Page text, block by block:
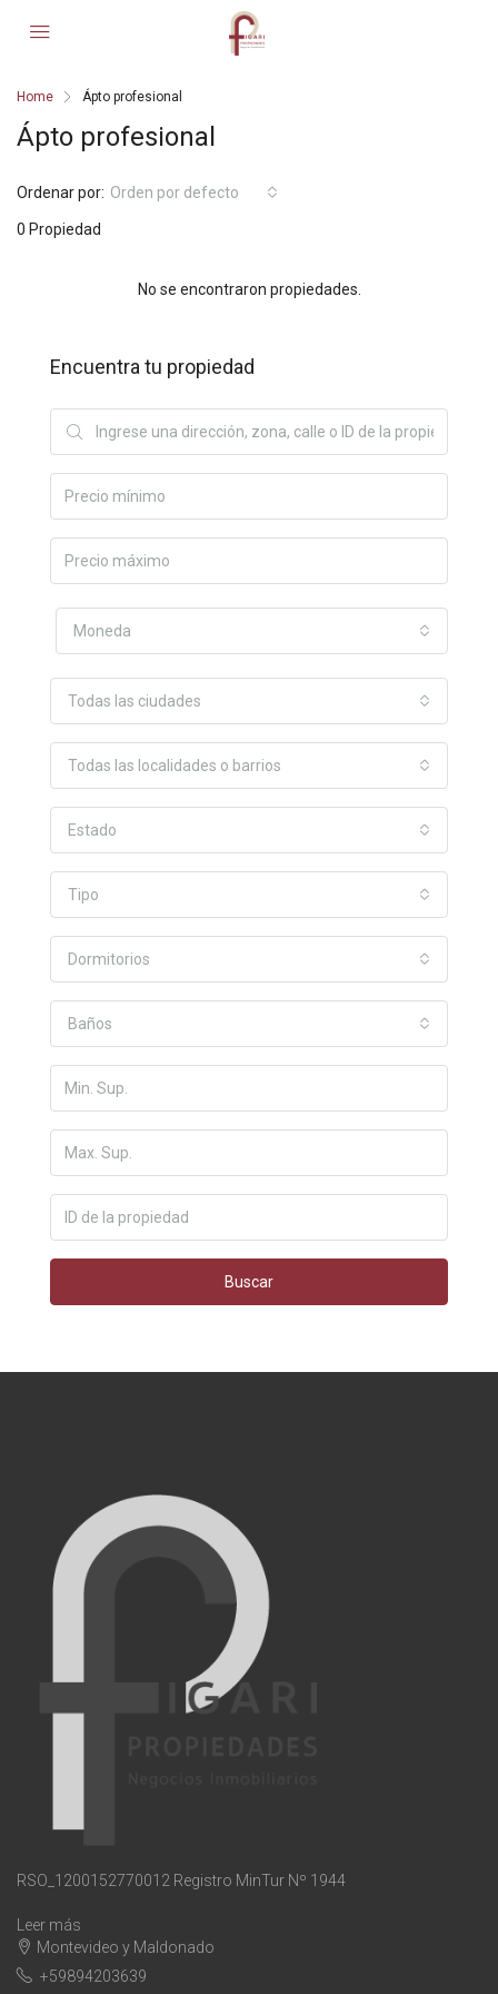
Home Ápto profesional
Ápto profesional
0 Propiedad
Ordenar por: Orden por defecto
No se encontraron propiedades.
Encuentra tu propiedad
Moneda
Todas las ciudades
Todas las localidades o barrios
Estado
Tipo
Dormitorios
Baños
Buscar
RSO_1200152770012 Registro MinTur Nº 1944
Leer más
Montevideo y Maldonado
+59894203639